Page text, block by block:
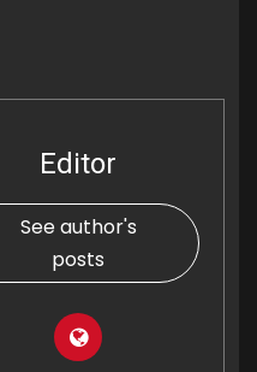
Editor
See author's
posts